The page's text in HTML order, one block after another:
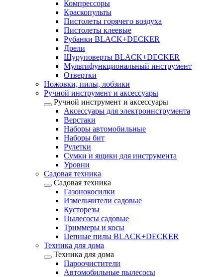
Компрессоры
Краскопульты
Пистолеты горячего воздуха
Пистолеты клеевые
Рубанки BLACK+DECKER
Дрели
Шуруповерты BLACK+DECKER
Мультифункциональный инструмент
Отвертки
Ножовки, пилы, лобзики
Ручной инструмент и аксессуары
Ручной инструмент и аксессуары
Аксессуары для электроинструмента
Верстаки
Наборы автомобильные
Наборы бит
Рулетки
Сумки и ящики для инструмента
Уровни
Садовая техника
Садовая техника
Газонокосилки
Измельчители садовые
Кусторезы
Пылесосы садовые
Триммеры и косы
Цепные пилы BLACK+DECKER
Техника для дома
Техника для дома
Пароочистители
Автомобильные пылесосы